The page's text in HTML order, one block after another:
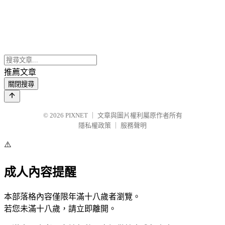
推薦文章
關閉搜尋
© 2026 PIXNET
文章與圖片權利屬原作者所有
隱私權政策
服務聲明
⚠️
成人內容提醒
本部落格內容僅限年滿十八歲者瀏覽。
若您未滿十八歲，請立即離開。